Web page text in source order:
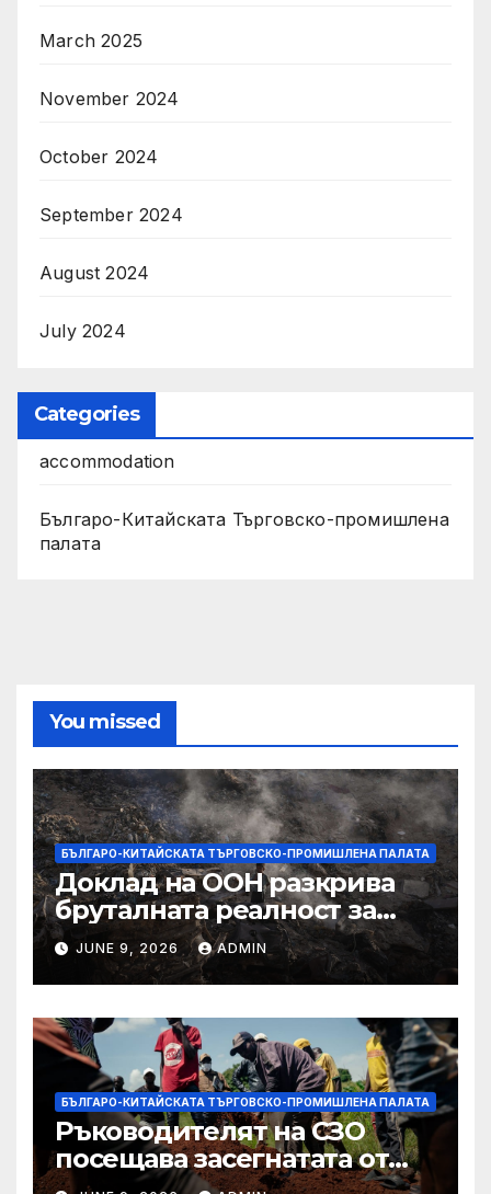
March 2025
November 2024
October 2024
September 2024
August 2024
July 2024
Categories
accommodation
Българо-Китайската Търговско-промишлена
палата
You missed
БЪЛГАРО-КИТАЙСКАТА ТЪРГОВСКО-ПРОМИШЛЕНА ПАЛАТА
Доклад на ООН разкрива
бруталната реалност за
палестинците в Газа,
Западния бряг
JUNE 9, 2026 ADMIN
БЪЛГАРО-КИТАЙСКАТА ТЪРГОВСКО-ПРОМИШЛЕНА ПАЛАТА
Ръководителят на СЗО
посещава засегнатата от
Ебола Уганда, след като